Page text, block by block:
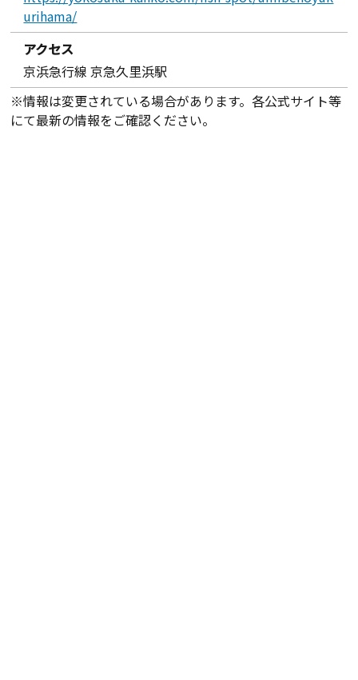
urihama/
アクセス
京浜急行線 京急久里浜駅
※情報は変更されている場合があります。各公式サイト等
にて最新の情報をご確認ください。